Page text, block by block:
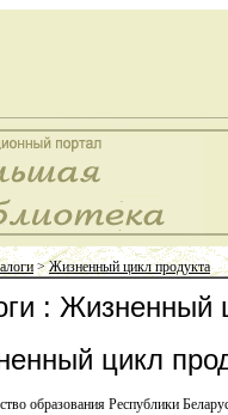
>Жизненный цикл продукта
: Жизненный
цикл
образования Республики